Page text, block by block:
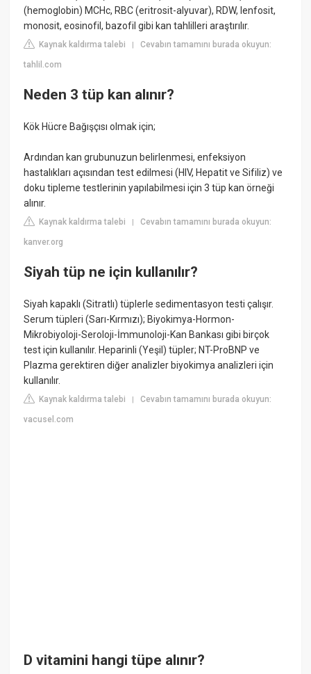
(hemoglobin) MCHc, RBC (eritrosit-alyuvar), RDW, lenfosit,
monosit, eosinofil, bazofil gibi kan tahlilleri araştırılır.
Kaynak kaldırma talebi |Cevabın tamamını burada okuyun:
tahlil.com
Neden 3 tüp kan alınır?
Kök Hücre Bağışçısı olmak için;
Ardından kan grubunuzun belirlenmesi, enfeksiyon
hastalıkları açısından test edilmesi (HIV, Hepatit ve Sifiliz) ve
doku tipleme testlerinin yapılabilmesi için 3 tüp kan örneği
alınır.
Kaynak kaldırma talebi |Cevabın tamamını burada okuyun:
kanver.org
Siyah tüp ne için kullanılır?
Siyah kapaklı (Sitratlı) tüplerle sedimentasyon testi çalışır.
Serum tüpleri (Sarı-Kırmızı); Biyokimya-Hormon-
Mikrobiyoloji-Seroloji-İmmunoloji-Kan Bankası gibi birçok
test için kullanılır. Heparinli (Yeşil) tüpler; NT-ProBNP ve
Plazma gerektiren diğer analizler biyokimya analizleri için
kullanılır.
Kaynak kaldırma talebi |Cevabın tamamını burada okuyun:
vacusel.com
D vitamini hangi tüpe alınır?